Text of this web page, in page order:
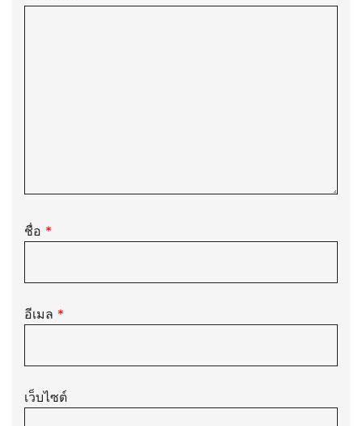
ชื่อ *
อีเมล *
เว็บไซต์